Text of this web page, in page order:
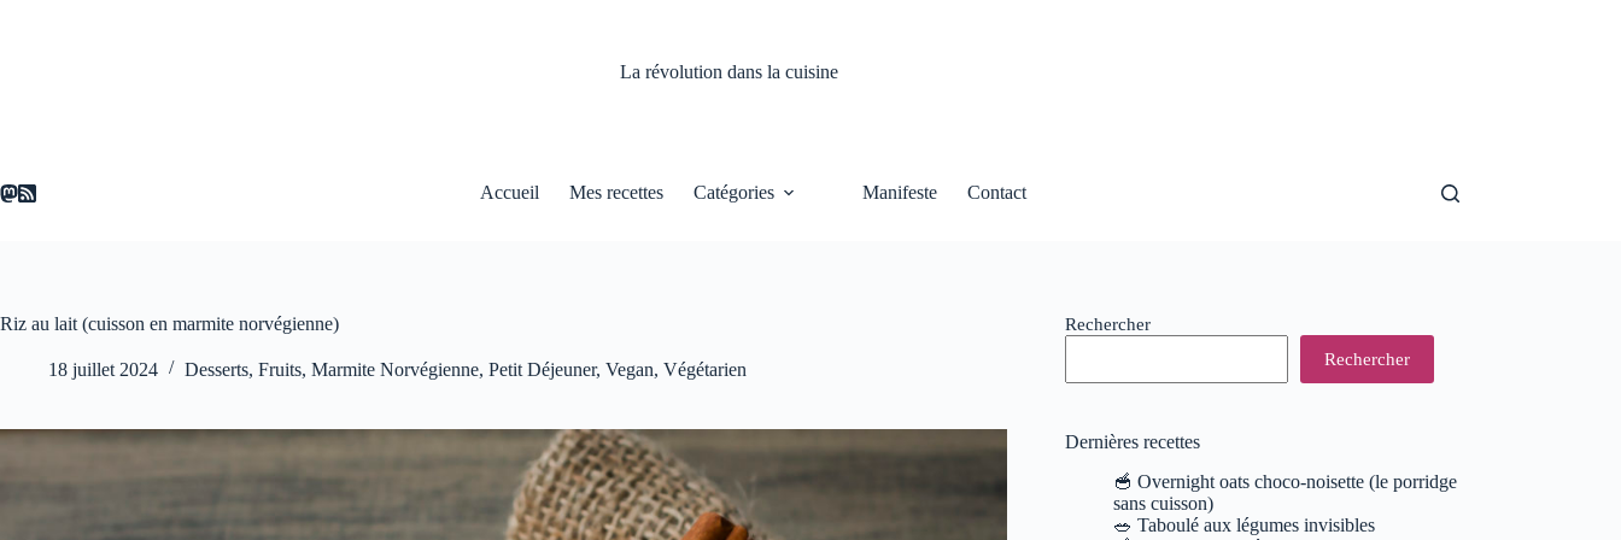
La révolution dans la cuisine
Accueil Mes recettes Catégories Manifeste Contact
Riz au lait (cuisson en marmite norvégienne)
18 juillet 2024 Desserts, Fruits, Marmite Norvégienne, Petit Déjeuner, Vegan, Végétarien
Rechercher
Rechercher
Dernières recettes
🥣 Overnight oats choco-noisette (le porridge
sans cuisson)
🥗 Taboulé aux légumes invisibles